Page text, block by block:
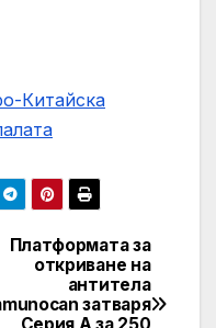
Китайска
Платформата за
откриване на
антитела
затваря